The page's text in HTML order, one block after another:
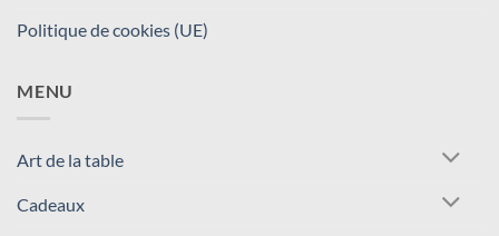
Politique de cookies (UE)
MENU
Art de la table
Cadeaux